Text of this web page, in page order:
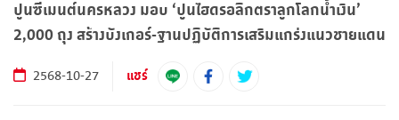
ปูนซีเมนต์นครหลวง มอบ ‘ปูนไฮดรอลิกตราลูกโลกน้ำเงิน’
2,000 ถุง สร้างบังเกอร์-ฐานปฏิบัติการเสริมแกร่งแนวชายแดน
2568-10-27 แชร์